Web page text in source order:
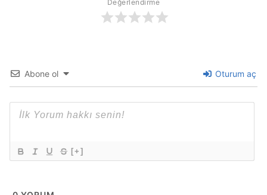
Değerlendirme
Abone ol Oturum aç
[+]